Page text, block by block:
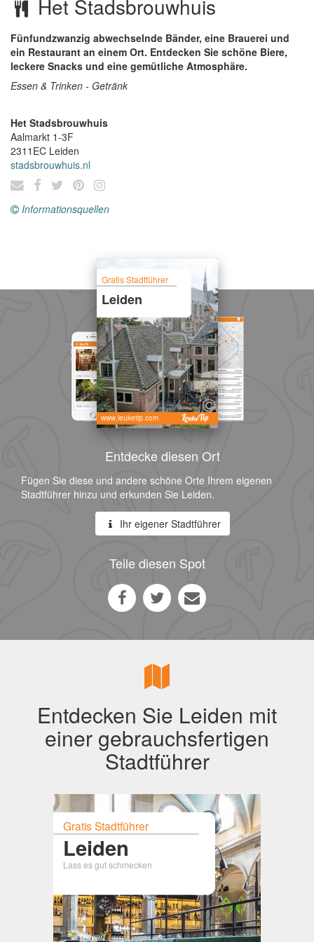
Het Stadsbrouwhuis
Fünfundzwanzig abwechselnde Bänder, eine Brauerei und
ein Restaurant an einem Ort. Entdecken Sie schöne Biere,
leckere Snacks und eine gemütliche Atmosphäre.
Essen & Trinken - Getränk
Het Stadsbrouwhuis
Aalmarkt 1-3F
2311EC Leiden
stadsbrouwhuis.nl
Informationsquellen
Gratis Stadtführer
Leiden
www.leuketip.com
Entdecke diesen Ort
Fügen Sie diese und andere schöne Orte Ihrem eigenen
Stadtführer hinzu und erkunden Sie Leiden.
Ihr eigener Stadtführer
Teile diesen Spot
Entdecken Sie Leiden mit
einer gebrauchsfertigen
Stadtführer
Gratis Stadtführer
Leiden
Lass es gut schmecken